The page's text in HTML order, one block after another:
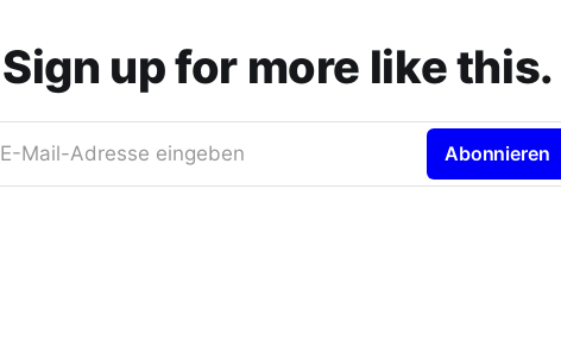
Sign up for more like this.
E-Mail-Adresse eingeben Abonnieren